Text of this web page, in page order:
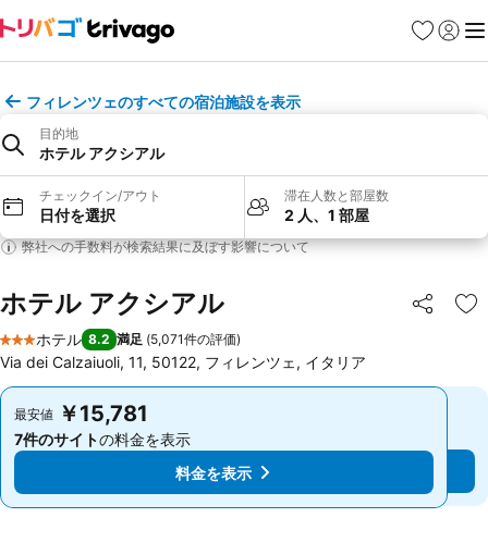
お気に入り
ログイ
メ
フィレンツェのすべての宿泊施設を表示
目的地
ホテル アクシアル
チェックイン/アウト
日付を選択
滞在人数と部屋数
2 人、1 部屋
弊社への手数料が検索結果に及ぼす影響について
ホテル アクシアル シェア
お
3 ホテルのランク
ホテル 8.2 満足 (5,071件の評価)
Via dei Calzaiuoli, 11, 50122, フィレンツェ, イタリア
最安値 ￥15,781
7件のサイトの料金を表示
料金を表示
最安値 ￥15,781
7件のサイトの料金を表示
料金を表示